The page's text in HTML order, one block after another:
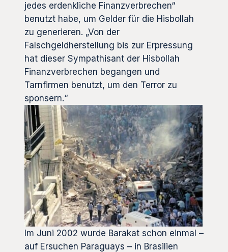
jedes erdenkliche Finanzverbrechen“
benutzt habe, um Gelder für die Hisbollah
zu generieren. „Von der
Falschgeldherstellung bis zur Erpressung
hat dieser Sympathisant der Hisbollah
Finanzverbrechen begangen und
Tarnfirmen benutzt, um den Terror zu
sponsern.“
Im Juni 2002 wurde Barakat schon einmal –
auf Ersuchen Paraguays – in Brasilien